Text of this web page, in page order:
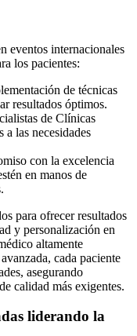
eventos internacionales
los pacientes:
de técnicas
resultados óptimos.
de Clínicas
a las necesidades
con la excelencia
en manos de
para ofrecer resultados
y personalización en
altamente
cada paciente
asegurando
calidad más exigentes.
liderando la